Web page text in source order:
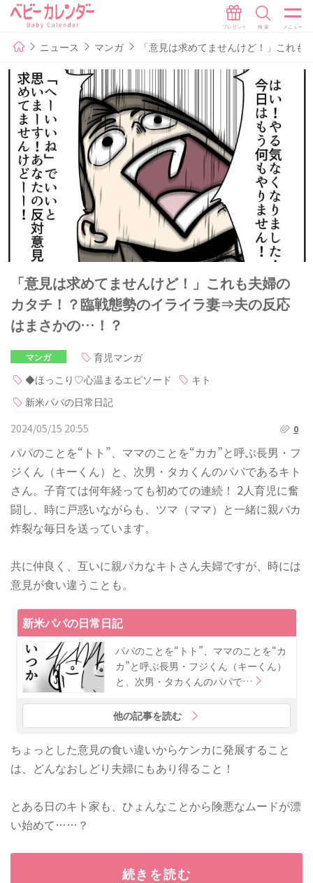
ニュース マンガ 「意見は求めてませんけど！」これ
「意見は求めてませんけど！」これも夫婦の
カタチ！？臨戦態勢のイライラ妻⇒夫の反応
はまさかの…！？
マンガ
育児マンガ
◆ほっこり♡心温まるエピソード
キト
新米パパの日常日記
2024/05/15 20:55
0
パパのことを“トト”、ママのことを“カカ”と呼ぶ長男・フ
ジくん（キーくん）と、次男・タカくんのパパであるキト
さん。子育ては何年経っても初めての連続！ 2人育児に奮
闘し、時に戸惑いながらも、ツマ（ママ）と一緒に親バカ
炸裂な毎日を送っています。
共に仲良く、互いに親バカなキトさん夫婦ですが、時には
意見が食い違うことも。
新米パパの日常日記
パパのことを“トト”、ママのことを“カ
カ”と呼ぶ長男・フジくん（キーくん）
と、次男・タカくんのパパで…
他の記事を読む
ちょっとした意見の食い違いからケンカに発展すること
は、どんなおしどり夫婦にもあり得ること！
とある日のキト家も、ひょんなことから険悪なムードが漂
い始めて……？
続きを読む